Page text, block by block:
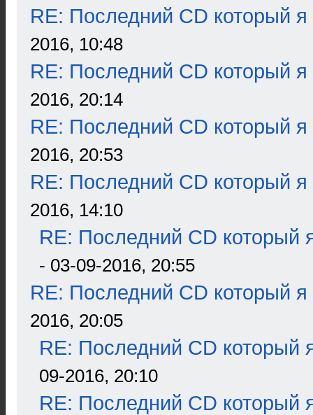
RE: Последний CD который я
2016, 10:48
RE: Последний CD который я
2016, 20:14
RE: Последний CD который я
2016, 20:53
RE: Последний CD который я
2016, 14:10
RE: Последний CD который
- 03-09-2016, 20:55
RE: Последний CD который я
2016, 20:05
RE: Последний CD который
09-2016, 20:10
RE: Последний CD который